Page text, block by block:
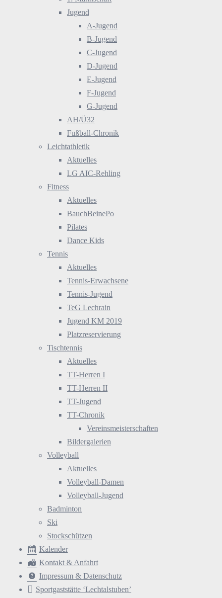
Jugend
A-Jugend
B-Jugend
C-Jugend
D-Jugend
E-Jugend
F-Jugend
G-Jugend
AH/Ü32
Fußball-Chronik
Leichtathletik
Aktuelles
LG AIC-Rehling
Fitness
Aktuelles
BauchBeinePo
Pilates
Dance Kids
Tennis
Aktuelles
Tennis-Erwachsene
Tennis-Jugend
TeG Lechrain
Jugend KM 2019
Platzreservierung
Tischtennis
Aktuelles
TT-Herren I
TT-Herren II
TT-Jugend
TT-Chronik
Vereinsmeisterschaften
Bildergalerien
Volleyball
Aktuelles
Volleyball-Damen
Volleyball-Jugend
Badminton
Ski
Stockschützen
Kalender
Kontakt & Anfahrt
Impressum & Datenschutz
Sportgaststätte ‘Lechtalstuben’